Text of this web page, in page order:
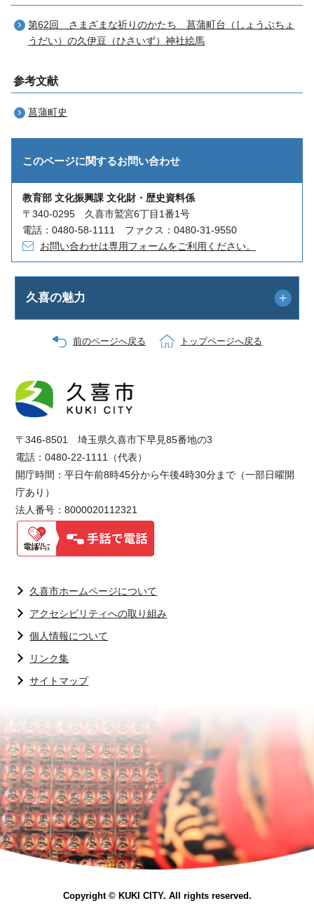
第62回 さまざまな祈りのかたち 菖蒲町台（しょうぶちょ
うだい）の久伊豆（ひさいず）神社絵馬
参考文献
菖蒲町史
このページに関するお問い合わせ
教育部 文化振興課 文化財・歴史資料係
〒340-0295 久喜市鷲宮6丁目1番1号
電話：0480-58-1111 ファクス：0480-31-9550
お問い合わせは専用フォームをご利用ください。
久喜の魅力
前のページへ戻る トップページへ戻る
〒346-8501 埼玉県久喜市下早見85番地の3
電話：0480-22-1111（代表）
開庁時間：平日午前8時45分から午後4時30分まで（一部日曜開
庁あり）
法人番号：8000020112321
久喜市ホームページについて
アクセシビリティへの取り組み
個人情報について
リンク集
サイトマップ
Copyright © KUKI CITY. All rights reserved.